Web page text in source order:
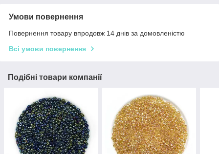
Умови повернення
Повернення товару впродовж 14 днів за домовленістю
Всі умови повернення
Подібні товари компанії